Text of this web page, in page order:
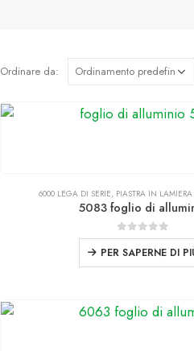
Ordinare da:
6000 LEGA DI SERIE, PIASTRA IN
5083 foglio di
0fuori da
PER SAPERNE DI